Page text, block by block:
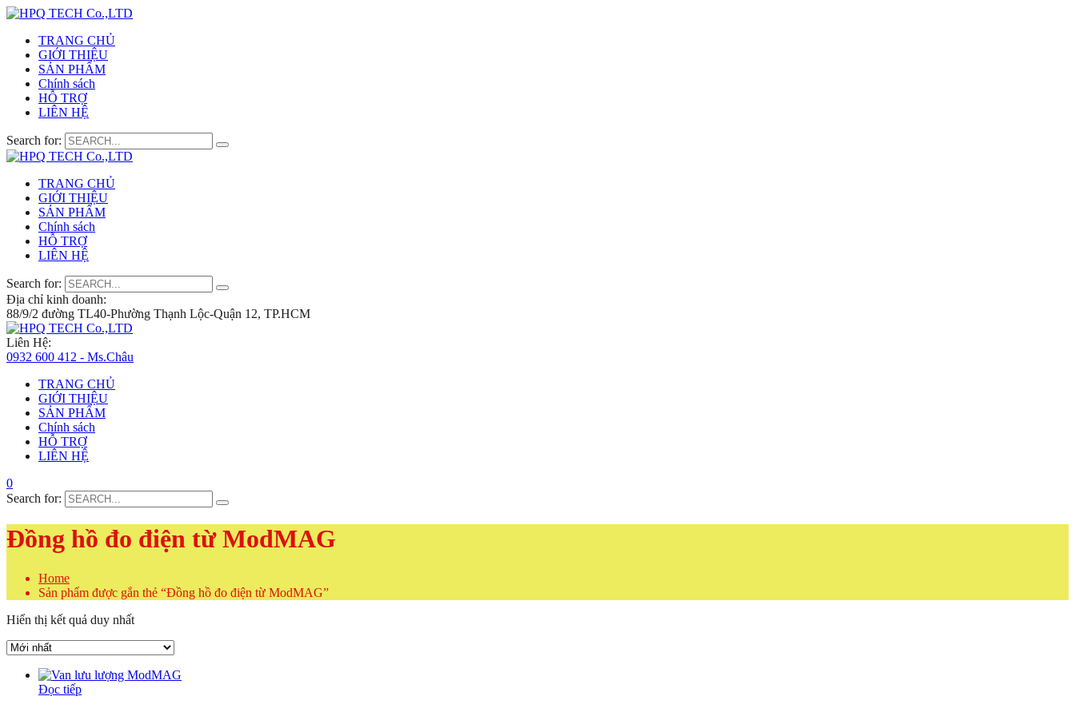
TRANG CHỦ
GIỚI THIỆU
SẢN PHẨM
Chính sách
HỖ TRỢ
LIÊN HỆ
Search for:
TRANG CHỦ
GIỚI THIỆU
SẢN PHẨM
Chính sách
HỖ TRỢ
LIÊN HỆ
Search for:
Địa chỉ kinh doanh:
88/9/2 đường TL40-Phường Thạnh Lộc-Quận 12, TP.HCM
Liên Hệ:
0932 600 412 - Ms.Châu
TRANG CHỦ
GIỚI THIỆU
SẢN PHẨM
Chính sách
HỖ TRỢ
LIÊN HỆ
0
Search for:
Đồng hồ đo điện từ ModMAG
Home
Sản phẩm được gắn thẻ “Đồng hồ đo điện từ ModMAG”
Hiển thị kết quả duy nhất
Đọc tiếp